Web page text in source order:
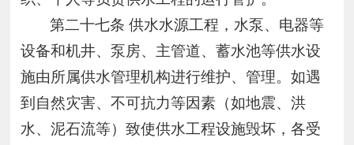
第二十七条 供水水源工程，水泵、电器等
设备和机井、泵房、主管道、蓄水池等供水设
施由所属供水管理机构进行维护、管理。如遇
到自然灾害、不可抗力等因素（如地震、洪
水、泥石流等）致使供水工程设施毁坏，各受